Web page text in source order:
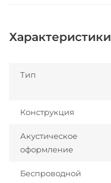
Характеристики
Тип
Конструкция
Акустическое
оформление
Беспроводной